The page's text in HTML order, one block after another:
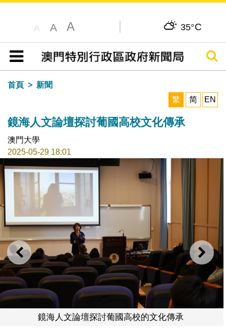
A A A 35°C
目錄
搜尋
首頁
新聞
繁
简 EN
鏡海人文論壇探討葡國高校文化傳承
澳門大學
2025-05-29 18:01
上一則 下一
鏡海人文論壇探討葡國高校的文化傳承